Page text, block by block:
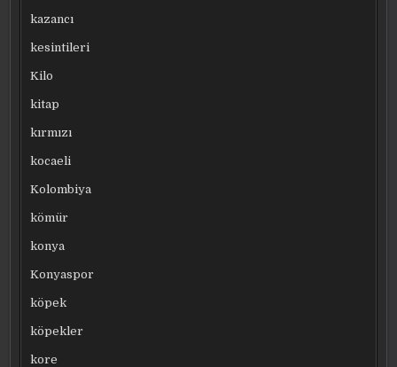
kazancı
kesintileri
Kilo
kitap
kırmızı
kocaeli
Kolombiya
kömür
konya
Konyaspor
köpek
köpekler
kore